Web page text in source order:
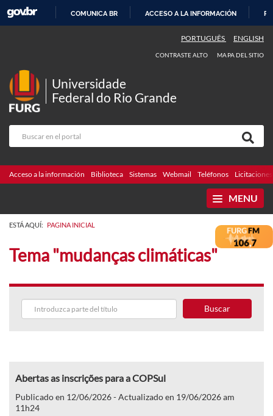
CONTENIDO
COMUNICA BR ACCESO A LA INFORMACIÓN
PORTUGUÊS ENGLISH
CONTRASTE ALTO MAPA DEL SITIO
Universidade
Federal do Rio Grande
Acceso a la información Biblioteca Sistemas Webmail Teléfonos Licitaciones
MENU
ESTÁ AQUÍ: PAGINA INICIAL
Tema "mudanças climáticas"
Buscar
Abertas as inscrições para a COPSul
Publicado en 12/06/2026 - Actualizado en 19/06/2026 am
11h24